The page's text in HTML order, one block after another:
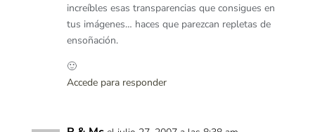
increíbles esas transparencias que consigues en
tus imágenes… haces que parezcan repletas de
ensoñación.
🙂
Accede para responder